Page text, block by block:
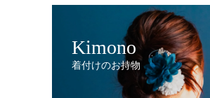
Kimono
着付けのお持物